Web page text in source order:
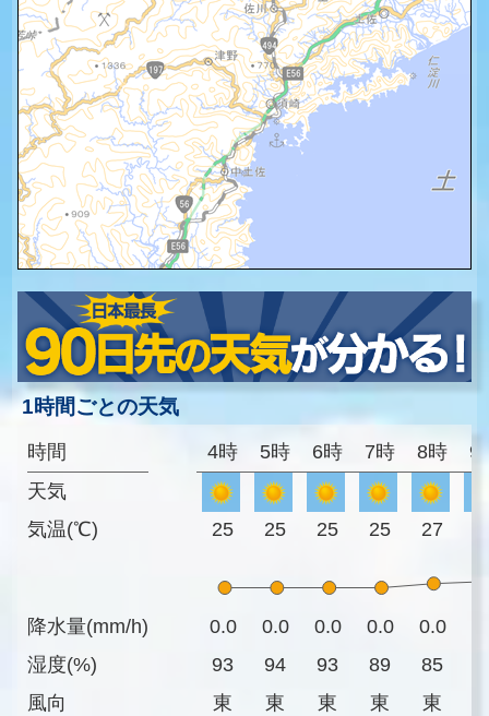
1時間ごとの天気
時間
天気
気温(℃)
降水量(mm/h)
湿度(%)
風向
4時 5時 6時 7時 8時 9
25 25 25 25 27
0.0 0.0 0.0 0.0 0.0
93
94 93 89 85
東
東 東 東 東